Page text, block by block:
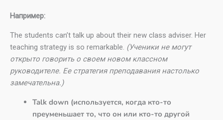
Например:
The students can’t talk up about their new class adviser. Her
teaching strategy is so remarkable. (Ученики не могут
открыто говорить о своем новом классном
руководителе. Ее стратегия преподавания настолько
замечательна.)
Talk down (используется, когда кто-то
преуменьшает то, что он или кто-то другой